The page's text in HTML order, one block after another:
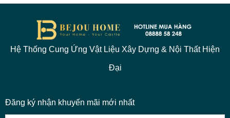
Hệ Thống Cung Ứng Vật Liệu Xây Dựng & Nội Thất Hiện
Đại
Đăng ký nhận khuyến mãi mới nhất